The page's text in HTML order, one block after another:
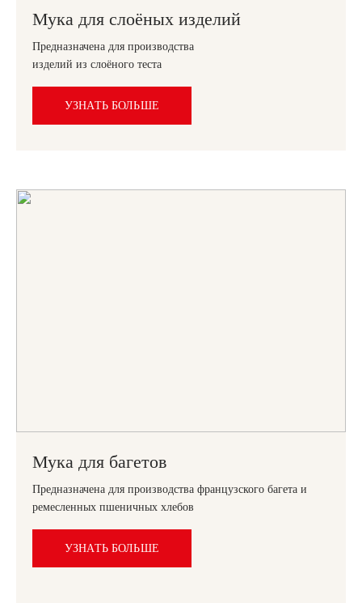
Мука для слоёных изделий
Предназначена для производства
изделий из слоёного теста
УЗНАТЬ БОЛЬШЕ
Мука для багетов
Предназначена для производства французского багета и
ремесленных пшеничных хлебов
УЗНАТЬ БОЛЬШЕ